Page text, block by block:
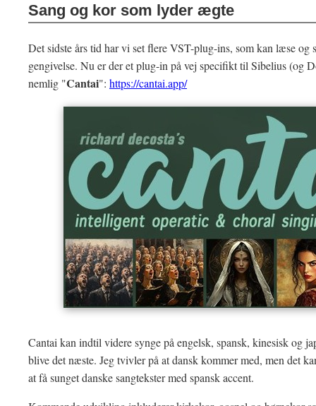
Sang og kor som lyder ægte
Det sidste års tid har vi set flere VST-plug-ins, som kan læse og
gengivelse. Nu er der et plug-in på vej specifikt til Sibelius (og
nemlig "Cantai": https://cantai.app/
Cantai kan indtil videre synge på engelsk, spansk, kinesisk og
blive det næste. Jeg tvivler på at dansk kommer med, men det
at få sunget danske sangtekster med spansk accent.